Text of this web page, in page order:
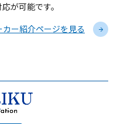
が可能です。
カー紹介ページを見る